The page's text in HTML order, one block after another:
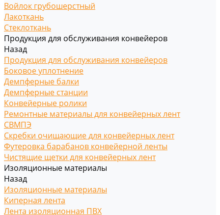
Войлок грубошерстный
Лакоткань
Стеклоткань
Продукция для обслуживания конвейеров
Назад
Продукция для обслуживания конвейеров
Боковое уплотнение
Демпферные балки
Демпферные станции
Конвейерные ролики
Ремонтные материалы для конвейерных лент
СВМПЭ
Скребки очищающие для конвейерных лент
Футеровка барабанов конвейерной ленты
Чистящие щетки для конвейерных лент
Изоляционные материалы
Назад
Изоляционные материалы
Киперная лента
Лента изоляционная ПВХ